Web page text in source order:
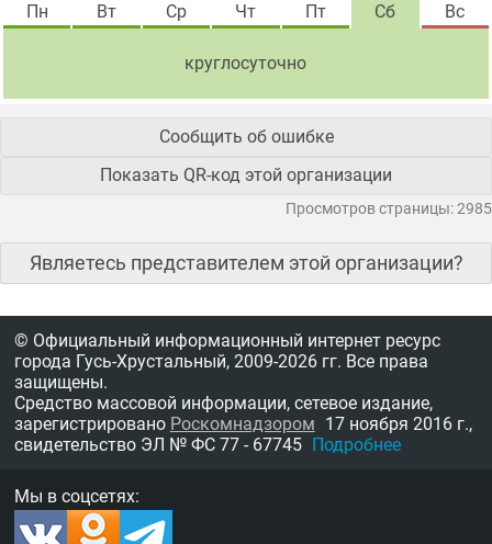
Пн Вт Ср Чт Пт Сб Вс
круглосуточно
Сообщить об ошибке
Показать QR-код этой организации
Просмотров страницы: 2985
Являетесь представителем этой организации?
© Официальный информационный интернет ресурс
города Гусь-Хрустальный, 2009-2026 гг. Все права
защищены.
Средство массовой информации, сетевое издание,
зарегистрировано Роскомнадзором 17 ноября 2016 г.,
свидетельство ЭЛ № ФС 77 - 67745 Подробнее
Мы в соцсетях: